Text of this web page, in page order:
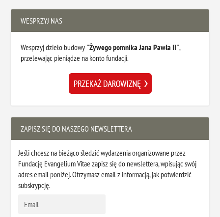
WESPRZYJ NAS
Wesprzyj dzieło budowy "Żywego pomnika Jana Pawła II",
przelewając pieniądze na konto fundacji.
ZAPISZ SIĘ DO NASZEGO NEWSLETTERA
Jeśli chcesz na bieżąco śledzić wydarzenia organizowane przez
Fundację Evangelium Vitae zapisz się do newslettera, wpisując swój
adres email poniżej. Otrzymasz email z informacją, jak potwierdzić
subskrypcję.